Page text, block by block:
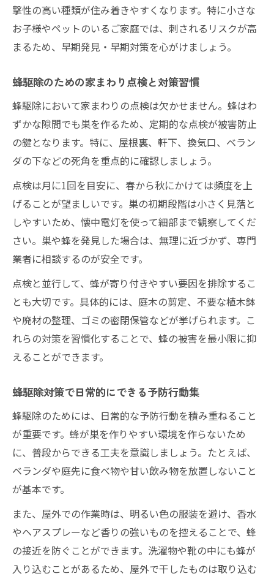
撃性の高い種類が住み着きやすくなります。特に小さな
お子様やペットのいるご家庭では、刺されるリスクが高
まるため、早期発見・早期対策を心がけましょう。
蜂駆除のための家まわり点検と対策習慣
蜂駆除において家まわりの点検は欠かせません。蜂はわ
ずかな隙間でも巣を作るため、定期的な点検が被害防止
の鍵となります。特に、屋根裏、軒下、換気口、ベラン
ダの下などの死角を重点的に確認しましょう。
点検は月に1回を目安に、春から秋にかけては頻度を上
げることが望ましいです。巣の初期段階は小さく見落と
しやすいため、懐中電灯を使って細部まで観察してくだ
さい。巣や蜂を発見した場合は、無理に近づかず、専門
業者に相談するのが安全です。
点検と並行して、蜂が寄り付きやすい要因を排除するこ
とも大切です。具体的には、庭木の剪定、不要な植木鉢
や廃材の整理、ゴミの密閉保管などが挙げられます。こ
れらの対策を習慣化することで、蜂の被害を最小限に抑
えることができます。
蜂駆除対策で日常的にできる予防行動集
蜂駆除のためには、日常的な予防行動を積み重ねること
が重要です。蜂が巣を作りやすい環境を作らないため
に、普段からできる工夫を意識しましょう。たとえば、
ベランダや庭先に食べ物や甘い飲み物を放置しないこと
が基本です。
また、屋外での作業時は、明るい色の服装を避け、香水
やヘアスプレーなど香りの強いものを控えることで、蜂
の接近を防ぐことができます。洗濯物や靴の中にも蜂が
入り込むことがあるため、屋外で干したものは取り込む